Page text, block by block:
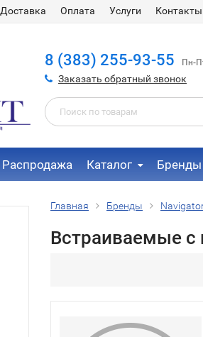
Доставка Оплата Услуги Контакты
8 (383) 255-93-55 Пн-
Заказать обратный звонок
Распродажа Каталог Бренды
Главная Бренды
Встраиваемые с